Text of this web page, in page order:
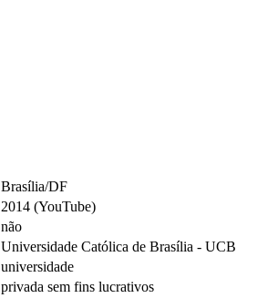
Brasília/DF
2014 (YouTube)
não
Universidade Católica de Brasília - UCB
universidade
privada sem fins lucrativos